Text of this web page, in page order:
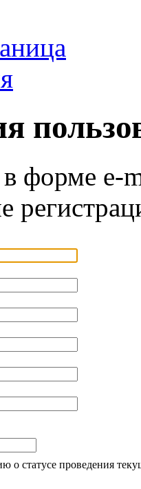
форме e-
о статусе проведения